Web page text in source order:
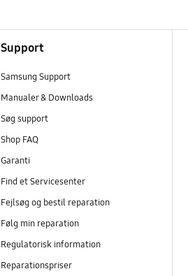
Support
Samsung Support
Manualer & Downloads
Søg support
Shop FAQ
Garanti
Find et Servicesenter
Fejlsøg og bestil reparation
Følg min reparation
Regulatorisk information
Reparationspriser